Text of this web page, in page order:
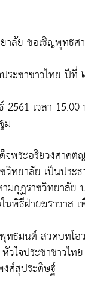
ลัย ขอเชิญพุทธ
ระชาชาวไทย ปีที่
เวลา
ม
ด็จพระอริยวงศา
ทยาลัย เป็นประ
มกุฏราชวิทยาลั
นพิธีฝ่ายฆราวาส
ทธมนต์ สวดบทโ
วใจประชาชาวไ
ศ์สุประดิษฐ์